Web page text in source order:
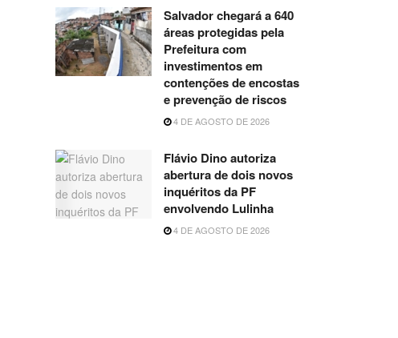
Salvador chegará a 640
áreas protegidas pela
Prefeitura com
investimentos em
contenções de encostas
e prevenção de riscos
4 DE AGOSTO DE 2026
Flávio Dino autoriza
abertura de dois novos
inquéritos da PF
envolvendo Lulinha
4 DE AGOSTO DE 2026